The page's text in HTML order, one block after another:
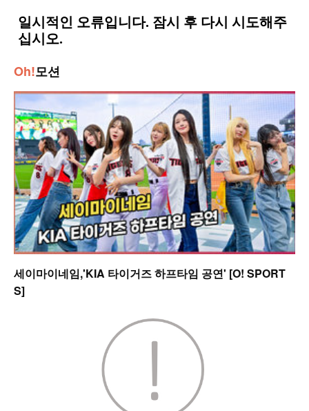
Oh!모션
세이마이네임,'KIA 타이거즈 하프타임 공연' [O! SPORT
S]